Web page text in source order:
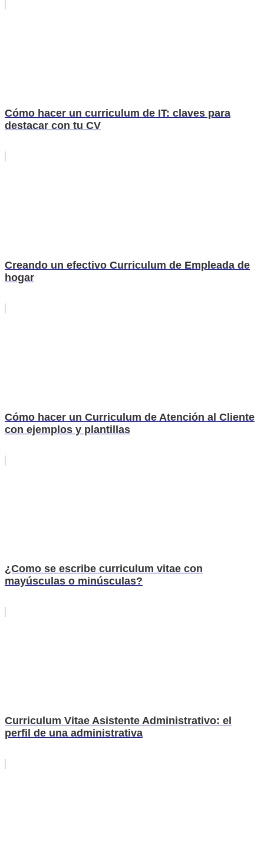
Cómo hacer un curriculum de IT: claves para
destacar con tu CV
Creando un efectivo Curriculum de Empleada de
hogar
Cómo hacer un Curriculum de Atención al Cliente
con ejemplos y plantillas
¿Como se escribe curriculum vitae con
mayúsculas o minúsculas?
Curriculum Vitae Asistente Administrativo: el
perfil de una administrativa